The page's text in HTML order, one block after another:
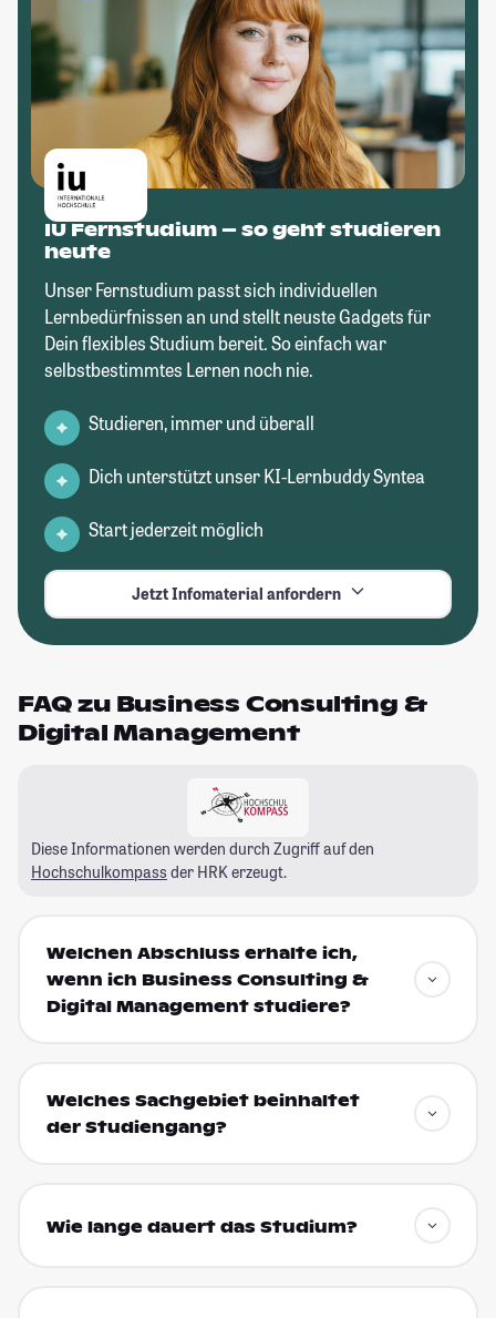
IU Fernstudium – so geht studieren
heute
Unser Fernstudium passt sich individuellen
Lernbedürfnissen an und stellt neuste Gadgets für
Dein flexibles Studium bereit. So einfach war
selbstbestimmtes Lernen noch nie.
Studieren, immer und überall
Dich unterstützt unser KI-Lernbuddy Syntea
Start jederzeit möglich
Jetzt Infomaterial anfordern
FAQ zu Business Consulting &
Digital Management
Diese Informationen werden durch Zugriff auf den
Hochschulkompass der HRK erzeugt.
Welchen Abschluss erhalte ich,
wenn ich Business Consulting &
Digital Management studiere?
Welches Sachgebiet beinhaltet
der Studiengang?
Wie lange dauert das Studium?